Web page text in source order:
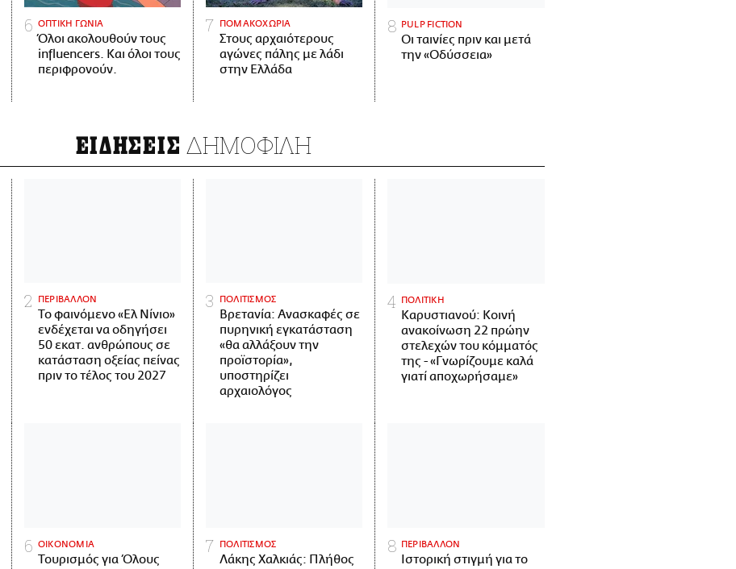
ΟΠΤΙΚΗ ΓΩΝΙΑ
Όλοι ακολουθούν τους
influencers. Και όλοι τους
περιφρονούν.
ΠΟΜΑΚΟΧΩΡΙΑ
Στους αρχαιότερους
αγώνες πάλης με λάδι
στην Ελλάδα
PULP FICTION
Οι ταινίες πριν και μετά
την «Οδύσσεια»
ΕΙΔΗΣΕΙΣ ΔΗΜΟΦΙΛΗ
ΠΕΡΙΒΑΛΛΟΝ
Το φαινόμενο «Ελ Νίνιο»
ενδέχεται να οδηγήσει
50 εκατ. ανθρώπους σε
κατάσταση οξείας πείνας
πριν το τέλος του 2027
ΠΟΛΙΤΙΣΜΟΣ
Βρετανία: Ανασκαφές σε
πυρηνική εγκατάσταση
«θα αλλάξουν την
προϊστορία»,
υποστηρίζει
αρχαιολόγος
ΠΟΛΙΤΙΚΗ
Καρυστιανού: Κοινή
ανακοίνωση 22 πρώην
στελεχών του κόμματός
της - «Γνωρίζουμε καλά
γιατί αποχωρήσαμε»
ΟΙΚΟΝΟΜΙΑ
Τουρισμός για Όλους
ΠΟΛΙΤΙΣΜΟΣ
Λάκης Χαλκιάς: Πλήθος
ΠΕΡΙΒΑΛΛΟΝ
Ιστορική στιγμή για το